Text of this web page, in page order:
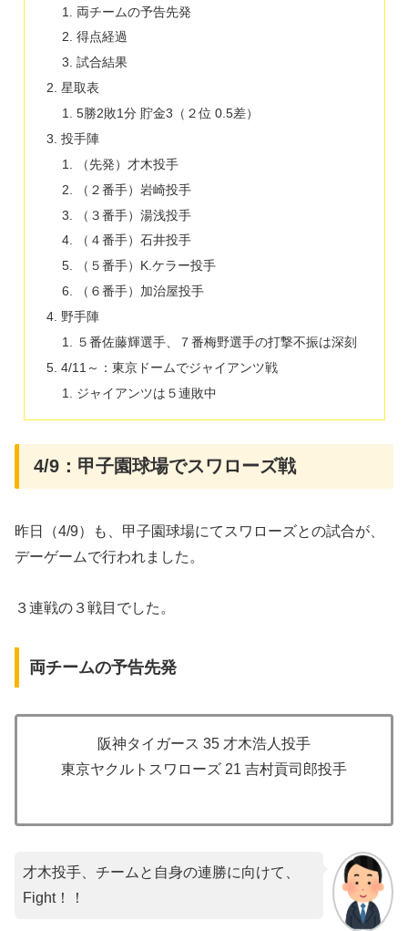
両チームの予告先発
得点経過
試合結果
星取表
5勝2敗1分 貯金3（２位 0.5差）
投手陣
（先発）才木投手
（２番手）岩崎投手
（３番手）湯浅投手
（４番手）石井投手
（５番手）K.ケラー投手
（６番手）加治屋投手
野手陣
５番佐藤輝選手、７番梅野選手の打撃不振は深刻
4/11～：東京ドームでジャイアンツ戦
ジャイアンツは５連敗中
4/9：甲子園球場でスワローズ戦
昨日（4/9）も、甲子園球場にてスワローズとの試合が、
デーゲームで行われました。
３連戦の３戦目でした。
両チームの予告先発
阪神タイガース 35 才木浩人投手
東京ヤクルトスワローズ 21 吉村貢司郎投手
才木投手、チームと自身の連勝に向けて、
Fight！！